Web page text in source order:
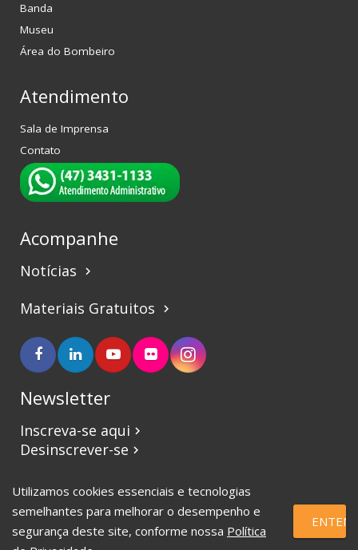
Banda
Museu
Área do Bombeiro
Atendimento
Sala de Imprensa
Contato
Acompanhe
Notícias keyboard_arrow_right
Materiais Gratuitos keyboard_arrow_right
Newsletter
Inscreva-se aqui keyboard_arrow_right
Desinscrever-se keyboard_arrow_right
©2017 CBVJ. Todos os direitos reservados.
Utilizamos cookies essenciais e tecnologias
semelhantes para melhorar o desempenho e
segurança deste site, conforme nossa Política